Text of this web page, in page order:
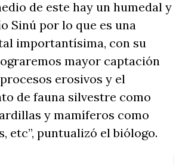
de este hay un humedal y
Sinú por lo que es una
importantísima, con su
mayor captación
erosivos y el
de fauna silvestre como
y mamíferos como
etc”, puntualizó el biólogo.